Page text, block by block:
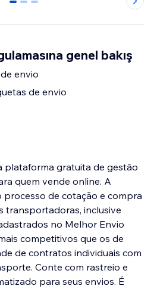
0 1 2
genel bakış
envio
de envio
plataforma gratuita de gestão
quem vende online. A
processo de cotação e compra
transportadoras, inclusive
no Melhor Envio
competitivos que os de
de contratos individuais com
Conte com rastreio e
para seus envios. É